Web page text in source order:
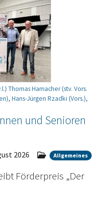
Thomas Hamacher (stv. Vors.
Hans-Jürgen Rzadki (Vors.),
und Senioren
2026 Allgemeines
Förderpreis „Der